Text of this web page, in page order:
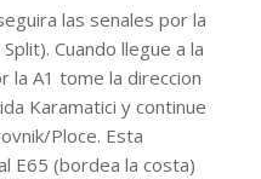
las senales por la
Cuando llegue a la
la A1 tome la direccion
Karamatici y continue
Ploce. Esta
E65 (bordea la costa)